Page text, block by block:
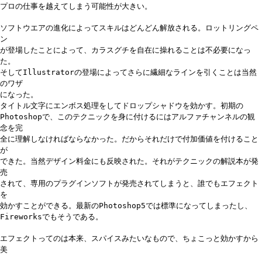
プロの仕事を越えてしまう可能性が大きい。
ソフトウエアの進化によってスキルはどんどん解放される。ロットリングペ
ン
が登場したことによって、カラスグチを自在に操れることは不必要になっ
た。
そしてIllustratorの登場によってさらに繊細なラインを引くことは当然
のワザ
になった。
タイトル文字にエンボス処理をしてドロップシャドウを効かす。初期の
Photoshopで、このテクニックを身に付けるにはアルファチャンネルの観
念を完
全に理解しなければならなかった。だからそれだけで付加価値を付けること
が
できた。当然デザイン料金にも反映された。それがテクニックの解説本が発
売
されて、専用のプラグインソフトが発売されてしまうと、誰でもエフェクト
を
効かすことができる。最新のPhotoshop5では標準になってしまったし、
Fireworksでもそうである。
エフェクトってのは本来、スパイスみたいなもので、ちょこっと効かすから
美